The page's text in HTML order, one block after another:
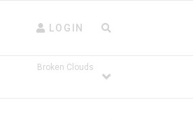
LOGIN
Broken Clouds